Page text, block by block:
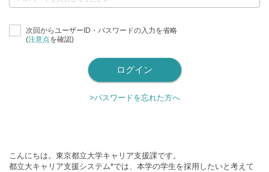
次回からユーザーID・パスワードの入力を省略
(注意点を確認)
>パスワードを忘れた方へ
こんにちは。東京都立大学キャリア支援課です。
都立大キャリア支援システム*では、本学の学生を採用したいと考えて